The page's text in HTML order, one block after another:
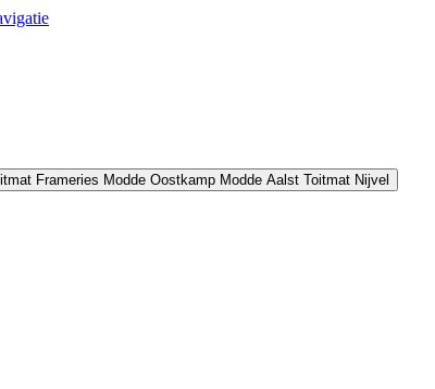
Frameries Modde Oostkamp Modde Aalst Toitmat Nijvel